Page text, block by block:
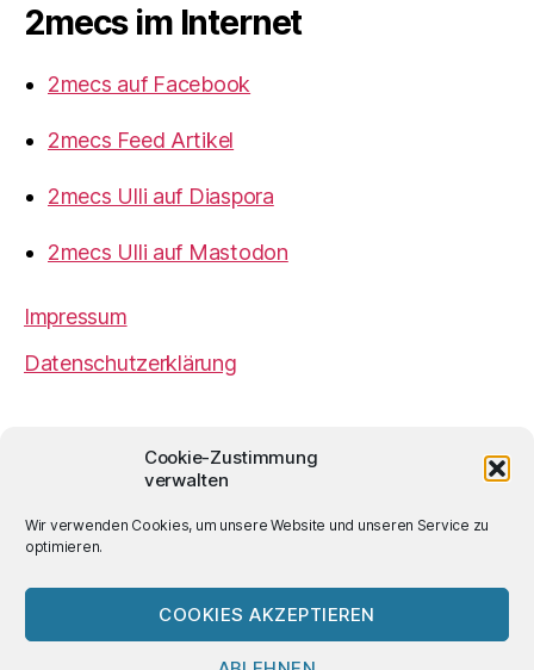
Cookie-Zustimmung
verwalten
Wir verwenden Cookies, um unsere Website und unseren Service zu
optimieren.
COOKIES AKZEPTIEREN
2mecs im Internet
2mecs auf Facebook
2mecs Feed Artikel
2mecs Ulli auf Diaspora
2mecs Ulli auf Mastodon
Impressum
Datenschutzerklärung
Ulrich Würdemannist sofern nicht
anders angegeben lizenziert unter einer
Creative
Lizenz.